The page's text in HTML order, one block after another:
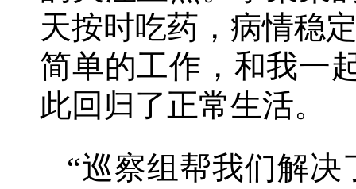
天按时吃药，病情稳
简单的工作，和我一
此回归了正常生活。
“巡察组帮我们解